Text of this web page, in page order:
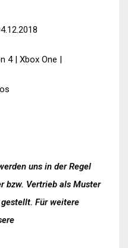
4| Xbox One |
uns in der Regel
bzw. Vertrieb als Muster
Für weitere